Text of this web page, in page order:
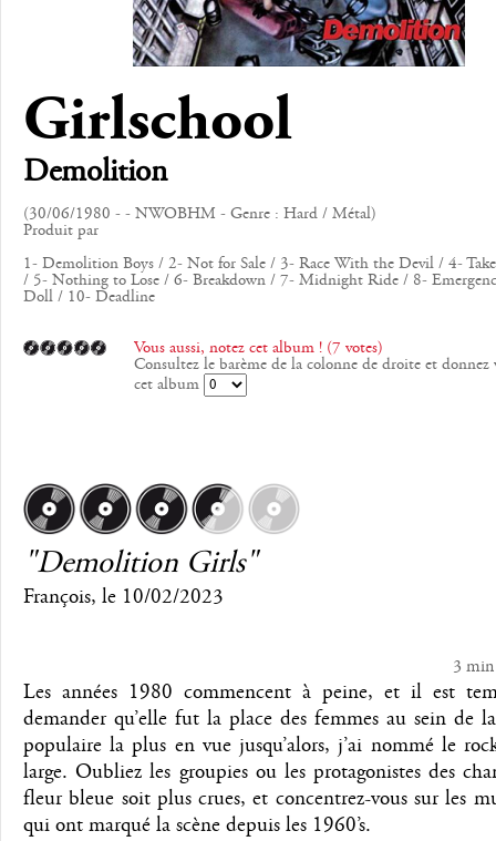
Girlschool
Demolition
(30/06/1980 - - NWOBHM - Genre : Hard / Métal)
Produit par
1- Demolition Boys / 2- Not for Sale / 3- Race With the Devil / 4-
/ 5- Nothing to Lose / 6- Breakdown / 7- Midnight Ride / 8-
Doll / 10- Deadline
Vous aussi, notez cet album ! (7 votes)
Consultez le barème de la colonne de droite et donnez
cet album
"Demolition Girls"
François, le 10/02/2023
3 min
Les années 1980 commencent à peine, et il est
demander qu’elle fut la place des femmes au sein de
populaire la plus en vue jusqu’alors, j’ai nommé le
large. Oubliez les groupies ou les protagonistes des
fleur bleue soit plus crues, et concentrez-vous sur les
qui ont marqué la scène depuis les 1960’s.